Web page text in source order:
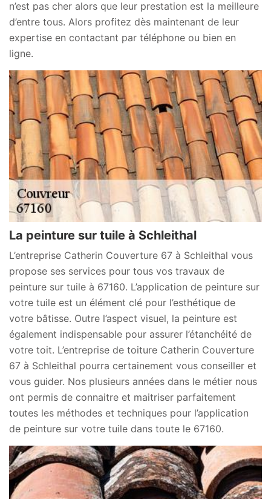
n’est pas cher alors que leur prestation est la meilleure
d’entre tous. Alors profitez dès maintenant de leur
expertise en contactant par téléphone ou bien en
ligne.
La peinture sur tuile à Schleithal
L’entreprise Catherin Couverture 67 à Schleithal vous
propose ses services pour tous vos travaux de
peinture sur tuile à 67160. L’application de peinture sur
votre tuile est un élément clé pour l’esthétique de
votre bâtisse. Outre l’aspect visuel, la peinture est
également indispensable pour assurer l’étanchéité de
votre toit. L’entreprise de toiture Catherin Couverture
67 à Schleithal pourra certainement vous conseiller et
vous guider. Nos plusieurs années dans le métier nous
ont permis de connaitre et maitriser parfaitement
toutes les méthodes et techniques pour l’application
de peinture sur votre tuile dans toute le 67160.